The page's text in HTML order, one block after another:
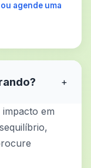
agende uma
+
em